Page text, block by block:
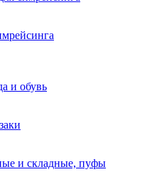
и обувь
и складные, пуфы